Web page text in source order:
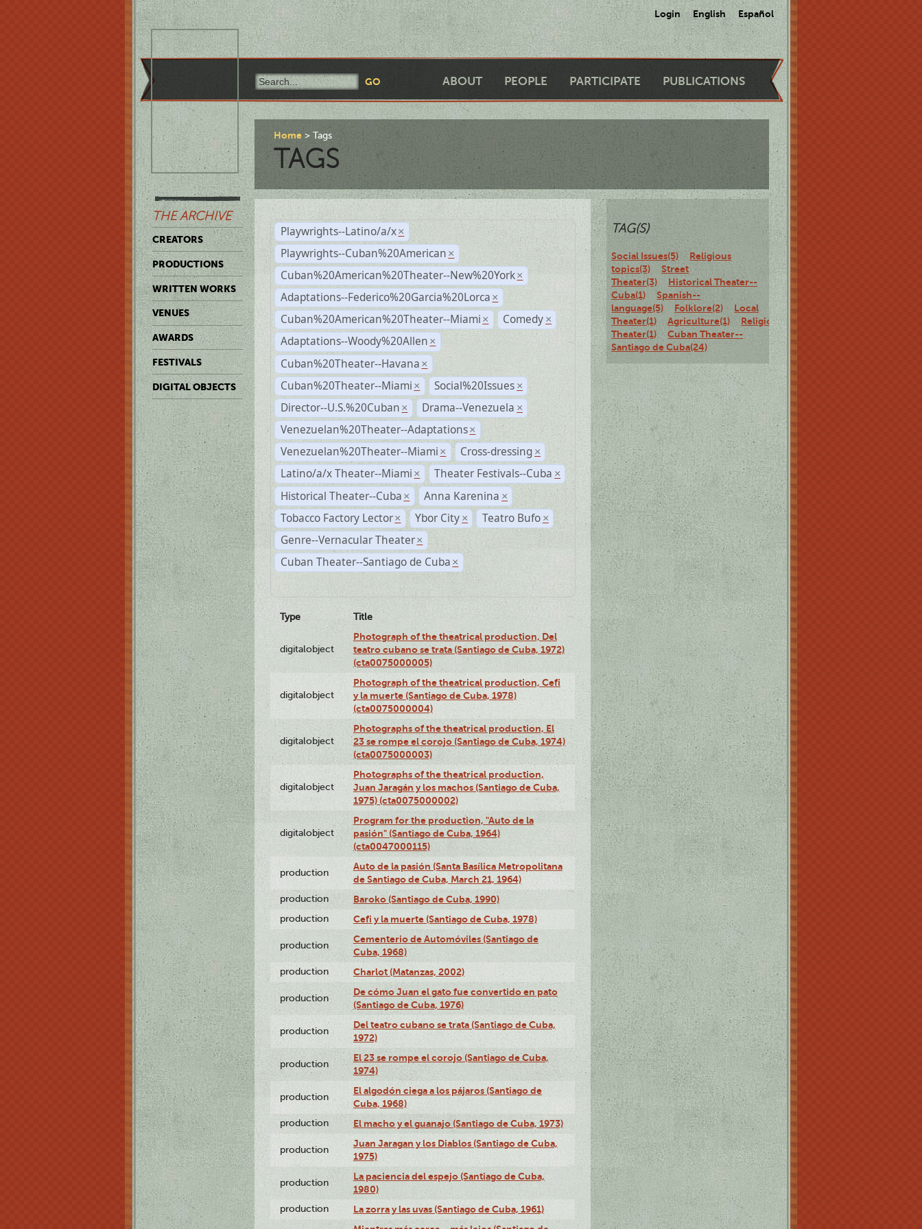
Login English Español
ABOUT PEOPLE PARTICIPATE PUBLICATIONS
THE ARCHIVE
CREATORS
PRODUCTIONS
WRITTEN WORKS
VENUES
AWARDS
FESTIVALS
DIGITAL OBJECTS
Home Tags
TAGS
Playwrights--Latino/a/x ×
Playwrights--Cuban%20American ×
Cuban%20American%20Theater--New%20York ×
Adaptations--Federico%20Garcia%20Lorca ×
Cuban%20American%20Theater--Miami × Comedy ×
Adaptations--Woody%20Allen ×
Cuban%20Theater--Havana ×
Cuban%20Theater--Miami × Social%20Issues ×
Director--U.S.%20Cuban × Drama--Venezuela ×
Venezuelan%20Theater--Adaptations ×
Venezuelan%20Theater--Miami × Cross-dressing ×
Latino/a/x Theater--Miami × Theater Festivals--Cuba ×
Historical Theater--Cuba × Anna Karenina ×
Tobacco Factory Lector × Ybor City × Teatro Bufo ×
Genre--Vernacular Theater ×
Cuban Theater--Santiago de Cuba ×
Type Title
digitalobject
Photograph of the theatrical production, Del
teatro cubano se trata (Santiago de Cuba, 1972)
(cta0075000005)
digitalobject
Photograph of the theatrical production, Cefi
y la muerte (Santiago de Cuba, 1978)
(cta0075000004)
digitalobject
Photographs of the theatrical production, El
23 se rompe el corojo (Santiago de Cuba, 1974)
(cta0075000003)
digitalobject
Photographs of the theatrical production,
Juan Jaragán y los machos (Santiago de Cuba,
1975) (cta0075000002)
digitalobject
Program for the production, "Auto de la
pasión" (Santiago de Cuba, 1964)
(cta0047000115)
production
Auto de la pasión (Santa Basílica Metropolitana
de Santiago de Cuba, March 21, 1964)
production Baroko (Santiago de Cuba, 1990)
production Cefi y la muerte (Santiago de Cuba, 1978)
production
Cementerio de Automóviles (Santiago de
Cuba, 1968)
production Charlot (Matanzas, 2002)
production
De cómo Juan el gato fue convertido en pato
(Santiago de Cuba, 1976)
production
Del teatro cubano se trata (Santiago de Cuba,
1972)
production
El 23 se rompe el corojo (Santiago de Cuba,
1974)
production
El algodón ciega a los pájaros (Santiago de
Cuba, 1968)
production El macho y el guanajo (Santiago de Cuba, 1973)
production
Juan Jaragan y los Diablos (Santiago de Cuba,
1975)
production
La paciencia del espejo (Santiago de Cuba,
1980)
production
La zorra y las uvas (Santiago de Cuba, 1961)
TAG(S)
Social Issues(5)
Religious
topics(3)
Street
Theater(3)
Historical Theater--
Cuba(1)
Spanish--
language(5)
Folklore(2)
Local
Theater(1)
Agriculture(1)
Religious
Theater(1)
Cuban Theater--
Santiago de Cuba(24)